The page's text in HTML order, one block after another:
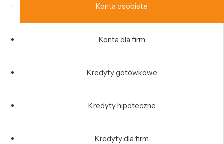
Konta osobiste
Konta dla firm
Kredyty gotówkowe
Kredyty hipoteczne
Kredyty dla firm